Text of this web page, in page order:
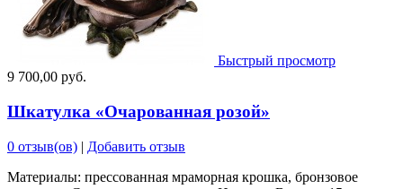
Быстрый просмотр
9 700,00 руб.
Шкатулка «Очарованная розой»
0 отзыв(ов) | Добавить отзыв
Материалы: прессованная мраморная крошка, бронзовое